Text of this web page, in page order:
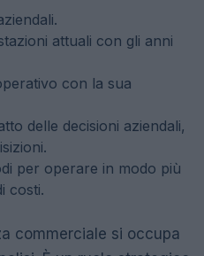
attuali con gli anni
con la sua
delle decisioni aziendali,
per operare in modo più
costi.
commerciale si occupa